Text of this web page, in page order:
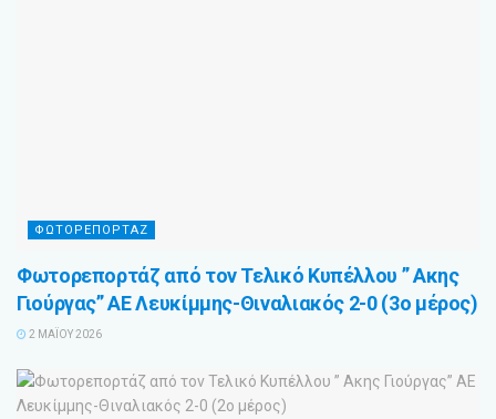
ΦΩΤΟΡΕΠΟΡΤΑΖ
Φωτορεπορτάζ από τον Τελικό Κυπέλλου ” Ακης
Γιούργας” ΑΕ Λευκίμμης-Θιναλιακός 2-0 (3ο μέρος)
2 ΜΑΪ́ΟΥ 2026